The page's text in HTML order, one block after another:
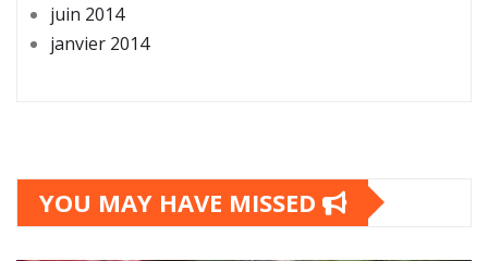
juin 2014
janvier 2014
YOU MAY HAVE MISSED